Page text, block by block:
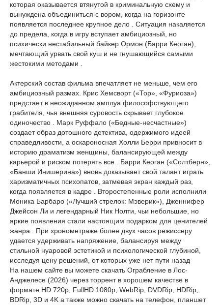
которая оказывается втянутой в криминальную схему и
вынуждена объединиться с вором, когда на горизонте
появляется последнее крупное дело . Ситуация накаляется
до предела, когда в игру вступает амбициозный, но
психически нестабильный байкер Ормон (Барри Кеоган),
мечтающий урвать свой куш и не гнушающийся самыми
жестокими методами .
Актерский состав фильма впечатляет не меньше, чем его
амбициозный размах. Крис Хемсворт («Тор», «Фуриоза»)
предстает в неожиданном амплуа философствующего
грабителя, чья внешняя суровость скрывает глубокое
одиночество . Марк Руффало («Бедные-несчастные»)
создает образ дотошного детектива, одержимого идеей
справедливости, а оскароносная Холли Берри привносит в
историю драматизм женщины, балансирующей между
карьерой и риском потерять все . Барри Кеоган («Солтберн»,
«Банши Инишерина») вновь доказывает свой талант играть
харизматичных психопатов, затмевая экран каждый раз,
когда появляется в кадре . Второстепенные роли исполнили
Моника Барбаро («Лучший стрелок: Мэверик»), Дженнифер
Джейсон Ли и легендарный Ник Нолти, чьи небольшие, но
яркие появления стали настоящим подарком для ценителей
жанра . При хронометраже более двух часов режиссеру
удается удерживать напряжение, балансируя между
стильной нуаровой эстетикой и психологической глубиной,
исследуя цену решений, от которых уже нет пути назад
На нашем сайте вы можете скачать Ограбление в Лос-
Анджелесе (2026) через торрент в хорошем качестве в
формате HD 720p, FullHD 1080p, WebRip, DVDRip, HDRip,
BDRip, 3D и 4K а также можно скачать на телефон, планшет